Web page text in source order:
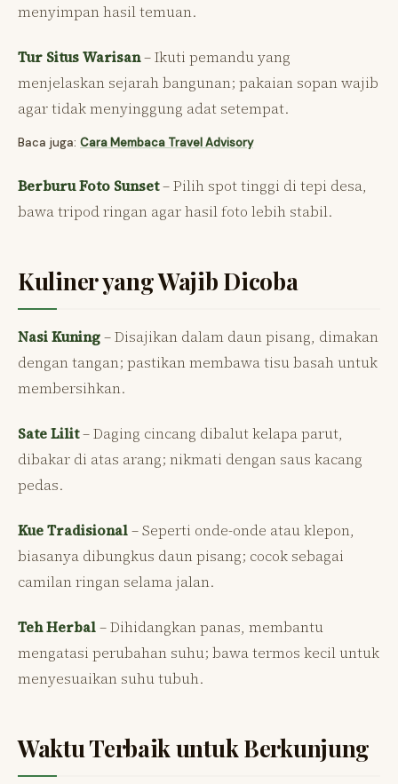
menyimpan hasil temuan.
Tur Situs Warisan– Ikuti pemandu yang
menjelaskan sejarah bangunan; pakaian sopan wajib
agar tidak menyinggung adat setempat.
Baca juga: Cara Membaca Travel Advisory
Berburu Foto Sunset– Pilih spot tinggi di tepi desa,
bawa tripod ringan agar hasil foto lebih stabil.
Kuliner yang Wajib Dicoba
Nasi Kuning– Disajikan dalam daun pisang, dimakan
dengan tangan; pastikan membawa tisu basah untuk
membersihkan.
Sate Lilit– Daging cincang dibalut kelapa parut,
dibakar di atas arang; nikmati dengan saus kacang
pedas.
Kue Tradisional– Seperti onde-onde atau klepon,
biasanya dibungkus daun pisang; cocok sebagai
camilan ringan selama jalan.
Teh Herbal– Dihidangkan panas, membantu
mengatasi perubahan suhu; bawa termos kecil untuk
menyesuaikan suhu tubuh.
Waktu Terbaik untuk Berkunjung